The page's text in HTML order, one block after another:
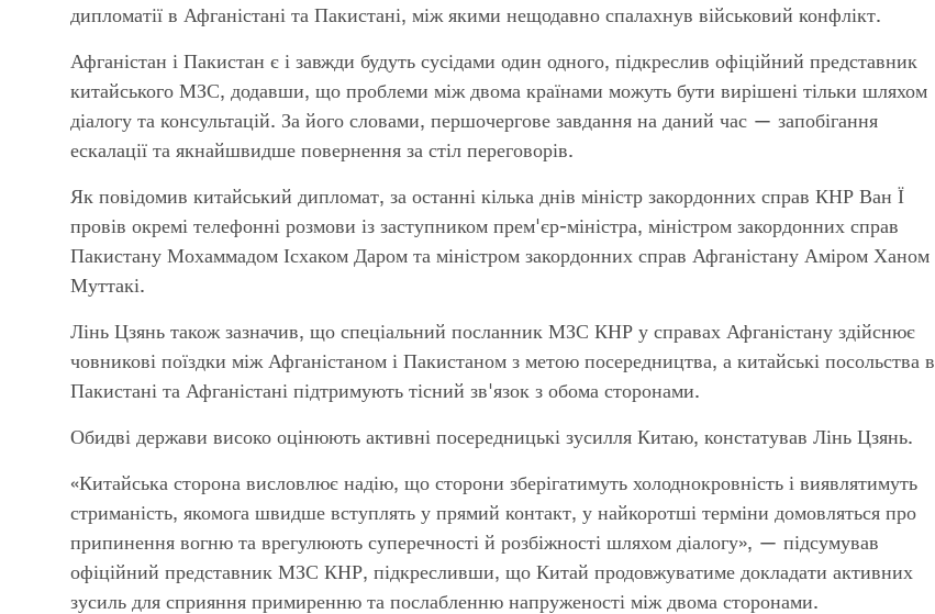
дипломатії в Афганістані та Пакистані, між якими нещодавно спалахнув військовий конфлікт.
Афганістан і Пакистан є і завжди будуть сусідами один одного, підкреслив офіційний представник
китайського МЗС, додавши, що проблеми між двома країнами можуть бути вирішені тільки шляхом
діалогу та консультацій. За його словами, першочергове завдання на даний час — запобігання
ескалації та якнайшвидше повернення за стіл переговорів.
Як повідомив китайський дипломат, за останні кілька днів міністр закордонних справ КНР Ван Ї
провів окремі телефонні розмови із заступником прем'єр-міністра, міністром закордонних справ
Пакистану Мохаммадом Ісхаком Даром та міністром закордонних справ Афганістану Аміром Ханом
Муттакі.
Лінь Цзянь також зазначив, що спеціальний посланник МЗС КНР у справах Афганістану здійснює
човникові поїздки між Афганістаном і Пакистаном з метою посередництва, а китайські посольства в
Пакистані та Афганістані підтримують тісний зв'язок з обома сторонами.
Обидві держави високо оцінюють активні посередницькі зусилля Китаю, констатував Лінь Цзянь.
«Китайська сторона висловлює надію, що сторони зберігатимуть холоднокровність і виявлятимуть
стриманість, якомога швидше вступлять у прямий контакт, у найкоротші терміни домовляться про
припинення вогню та врегулюють суперечності й розбіжності шляхом діалогу», — підсумував
офіційний представник МЗС КНР, підкресливши, що Китай продовжуватиме докладати активних
зусиль для сприяння примиренню та послабленню напруженості між двома сторонами.